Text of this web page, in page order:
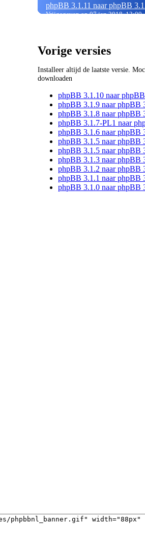
phpBB 3.1.11 naar phpBB
Vrijgegeven op 07 jan 2018, 12:00
Vorige versies
Installeer altijd de laatste versie.
downloaden
phpBB 3.1.10 naar phpBB
phpBB 3.1.9 naar phpBB
phpBB 3.1.8 naar phpBB
phpBB 3.1.7-PL1 naar
phpBB 3.1.6 naar phpBB
phpBB 3.1.5 naar phpBB
phpBB 3.1.5 naar phpBB
phpBB 3.1.3 naar phpBB
phpBB 3.1.2 naar phpBB
phpBB 3.1.1 naar phpBB
phpBB 3.1.0 naar phpBB